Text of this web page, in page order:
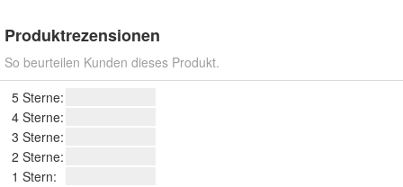
Produktrezensionen
So beurteilen Kunden dieses Produkt.
5 Sterne:
4 Sterne:
3 Sterne:
2 Sterne:
1 Stern: